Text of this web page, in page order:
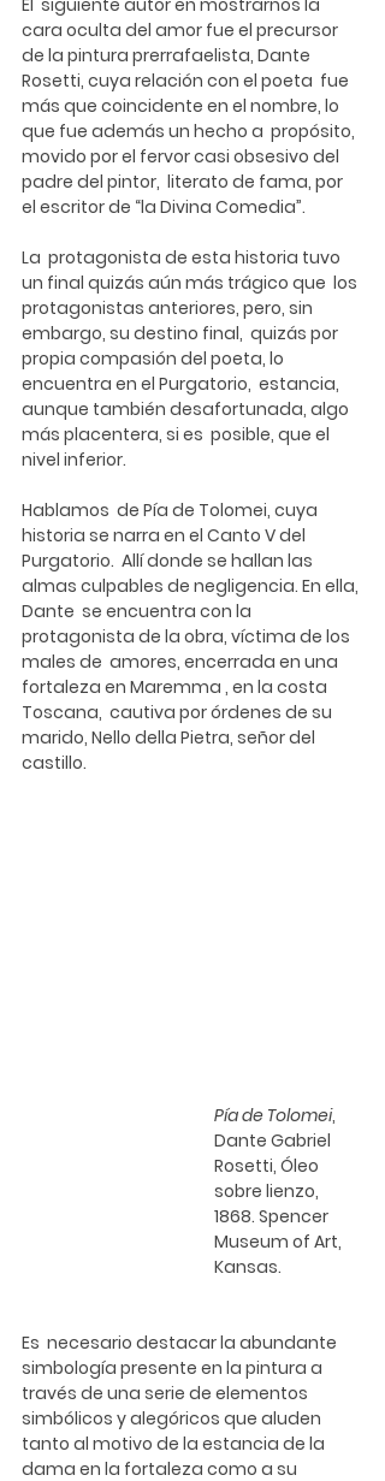
cara oculta del amor fue el precursor
de la pintura prerrafaelista, Dante
Rosetti, cuya relación con el poeta  fue
más que coincidente en el nombre, lo
que fue además un hecho a  propósito,
movido por el fervor casi obsesivo del
padre del pintor,  literato de fama, por
el escritor de “la Divina Comedia”.
La  protagonista de esta historia tuvo
un final quizás aún más trágico que  los
protagonistas anteriores, pero, sin
embargo, su destino final,  quizás por
propia compasión del poeta, lo
encuentra en el Purgatorio,  estancia,
aunque también desafortunada, algo
más placentera, si es  posible, que el
nivel inferior.
Hablamos  de Pía de Tolomei, cuya
historia se narra en el Canto V del
Purgatorio.  Allí donde se hallan las
almas culpables de negligencia. En ella,
Dante  se encuentra con la
protagonista de la obra, víctima de los
males de  amores, encerrada en una
fortaleza en Maremma , en la costa
Toscana,  cautiva por órdenes de su
marido, Nello della Pietra, señor del
castillo.
Pía de Tolomei,
Dante Gabriel
Rosetti, Óleo
sobre lienzo,
1868. Spencer
Museum of Art,
Kansas.
Es  necesario destacar la abundante
simbología presente en la pintura a
través de una serie de elementos
simbólicos y alegóricos que aluden
tanto al motivo de la estancia de la
dama en la fortaleza como a su